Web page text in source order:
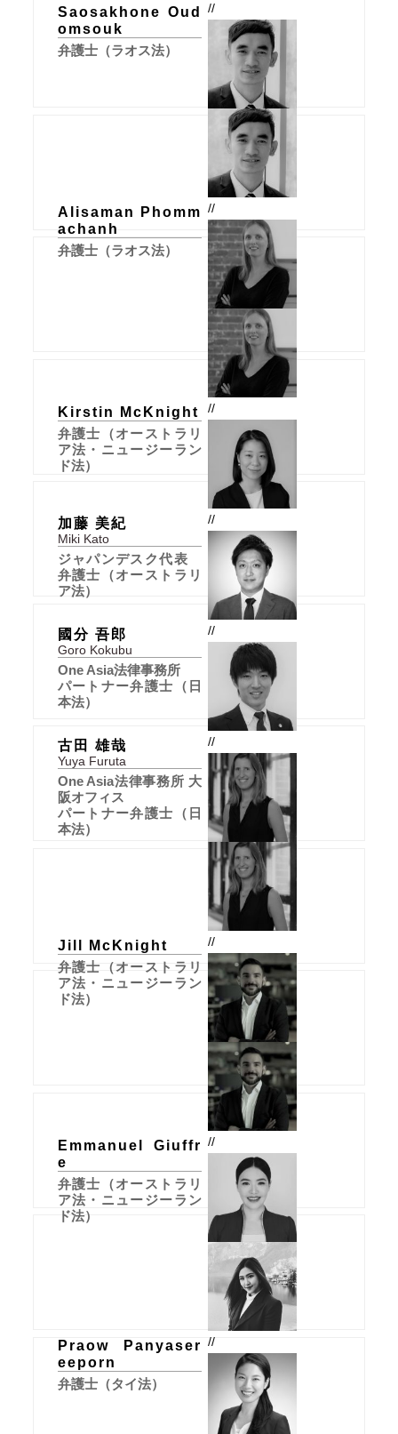
Saosakhone Oud
omsouk
弁護士（ラオス法）
//
Alisaman Phomm
achanh
弁護士（ラオス法）
//
Kirstin McKnight
弁護士（オーストラリ
ア法・ニュージーラン
ド法）
//
加藤 美紀
Miki Kato
ジャパンデスク代表
弁護士（オーストラリ
ア法）
//
國分 吾郎
Goro Kokubu
One Asia法律事務所
パートナー弁護士（日
本法）
//
古田 雄哉
Yuya Furuta
One Asia法律事務所 大
阪オフィス
パートナー弁護士（日
本法）
//
Jill McKnight
弁護士（オーストラリ
ア法・ニュージーラン
ド法）
//
Emmanuel Giuffr
e
弁護士（オーストラリ
ア法・ニュージーラン
ド法）
//
Praow Panyaser
eeporn
弁護士（タイ法）
//